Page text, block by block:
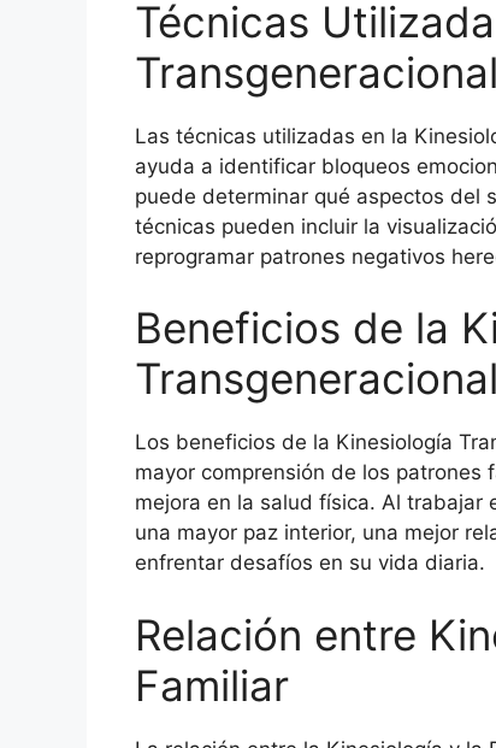
Técnicas
Transgeneracional
Las técnicas utilizadas en la
ayuda a identificar bloqueos
puede determinar qué aspectos del
técnicas pueden incluir la
reprogramar patrones negativos
Beneficios de la
Transgeneracional
Los beneficios de la Kinesiología
mayor comprensión de los patrones
mejora en la salud física. Al trabajar
una mayor paz interior, una mejor
enfrentar desafíos en su vida diaria.
Relación entre
Familiar